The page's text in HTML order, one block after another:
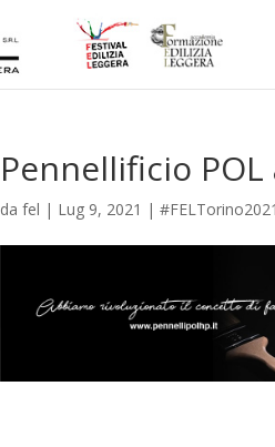
Pennellificio POL
dafel | Lug 9, 2021 |#FELTorino2021